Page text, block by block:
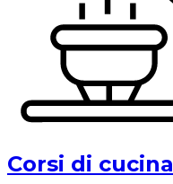
Corsi di cucina